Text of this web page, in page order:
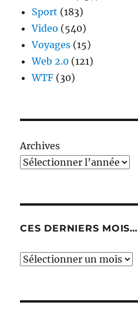
Sport (183)
Video (540)
Voyages (15)
Web 2.0 (121)
WTF (30)
Archives
CES DERNIERS MOIS…
Ces